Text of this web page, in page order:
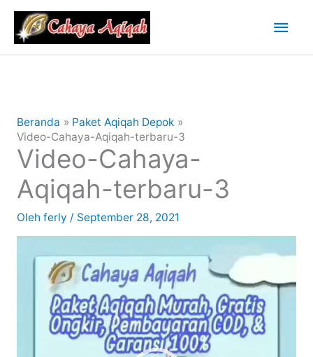
Lewati
konten
Beranda
Paket Aqiqah Depok
Video-Cahaya-Aqiqah-terbaru-3
Video-Cahaya-
Aqiqah-terbaru-3
Oleh ferly / September 28, 2021
Video